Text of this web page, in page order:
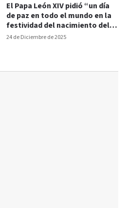
24 de Diciembre de 2025
El Papa León XIV pidió “un día
de paz en todo el mundo en la
festividad del nacimiento del
Salvador”